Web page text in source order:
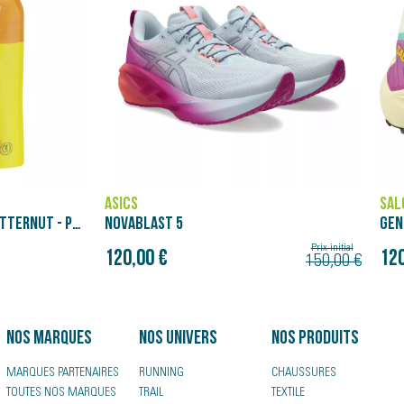
SALOMON
GENESIS
120,00 € Prix initial
150,00 €
Nos marques
MARQUES PARTENAIRES
TOUTES NOS MARQUES
Nos univers
RUNNING
TRAIL
Nos produits
CHAUSSURES
TEXTILE